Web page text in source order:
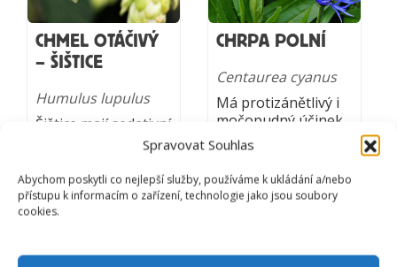
Spravovat Souhlas
Abychom poskytli co nejlepší služby, používáme k ukládání a/nebo
přístupu k informacím o zařízení, technologie jako jsou soubory
cookies.
CHMEL OTÁČIVÝ
– ŠIŠTICE
Humulus lupulus
Šištice mají sedativní
a zklidňující účinek.
spánku, prospívají
trávení. Chmel je
také skvělý
CHRPA POLNÍ
Centaurea cyanus
Má protizánětlivý i
močopudný účinek,
posiluje,
povzbuzuje. Je
výborná na léčbu
očních nemocí.
Podporuje trávení a